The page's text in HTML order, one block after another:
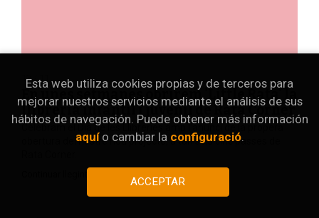
13 / 11
En unes setmanes obrirem 'Little Rata' la
llibreria infantil i juvenil de Rata Corner
Celebram el Dia de les Llibreries amb l'anunci de la propera
obertura del nostre nou projecte, a tan sols cinc passes de
Esta web utiliza cookies propias y de terceros para
mejorar nuestros servicios mediante el análisis de sus
hábitos de navegación. Puede obtener más información
aquío cambiar la configuració.
ACCEPTAR